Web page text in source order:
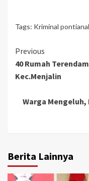
Tags: Kriminal
Continue
Reading
Previous
40 Rumah
Kec.Menjalin
Warga
Berita Lainnya